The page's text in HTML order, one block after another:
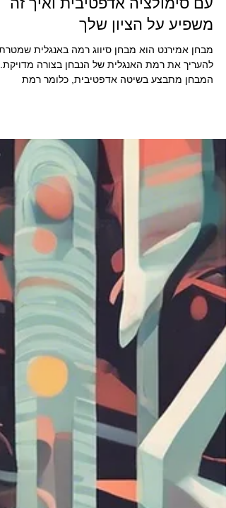
הכנה לאמירנט
למה חשוב ללמוד למבחן אמירנט
עם סימולציה אדפטיבית ואיך זה
המבחן מתבצע בשיטה אדפטיבית, כלומר רמת
השאלות משתנה בהתאם לתשובות של הנבחן. זה
שהמבחן מתאים את עצמו לרמת הידע שלך בזמן
אמת, וכך הציון הסופי משקף בצורה אמינה את
האמיתית שלך, גם אם לא ענית נכונה על כל
לימוד למבחן אמירנט באמצעות סימולציה
הוא כלי חשוב במיוחד שמאפשר הכנה מדויקת
ואפקטיבית. במאמר זה נבחן למה שיטת הלימוד
כך משמעותית ואיך היא משפיעה על הציון שלך.